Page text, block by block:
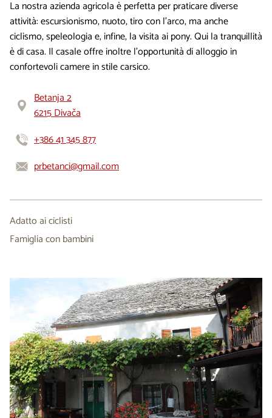
La nostra azienda agricola è perfetta per praticare diverse
attività: escursionismo, nuoto, tiro con l’arco, ma anche
ciclismo, speleologia e, infine, la visita ai pony. Qui la tranquillità
è di casa. Il casale offre inoltre l’opportunità di alloggio in
confortevoli camere in stile carsico.
Betanja 2
6215 Divača
+386 41 345 877
prbetanci@gmail.com
Adatto ai ciclisti
Famiglia con bambini